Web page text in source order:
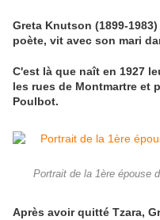
Greta Knutson (1899-
poète, vit avec son mari
C'est là que naît en 1927
les rues de Montmartre et
Poulbot.
Portrait de la 1ère épouse
Après avoir quitté Tzara,